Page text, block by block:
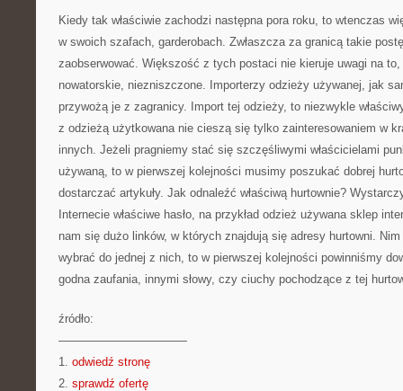
Kiedy tak właściwie zachodzi następna pora roku, to wtenczas
w swoich szafach, garderobach. Zwłaszcza za granicą takie
zaobserwować. Większość z tych postaci nie kieruje uwagi na
nowatorskie, niezniszczone. Importerzy odzieży używanej, jak
przywożą je z zagranicy. Import tej odzieży, to niezwykle
z odzieżą użytkowana nie cieszą się tylko zainteresowaniem w
innych. Jeżeli pragniemy stać się szczęśliwymi właścicielami
używaną, to w pierwszej kolejności musimy poszukać dobrej
dostarczać artykuły. Jak odnaleźć właściwą hurtownie?
Internecie właściwe hasło, na przykład odzież używana sklep
nam się dużo linków, w których znajdują się adresy hurtowni.
wybrać do jednej z nich, to w pierwszej kolejności powinniśmy
godna zaufania, innymi słowy, czy ciuchy pochodzące z tej
źródło:
———————————
1. odwiedź stronę
2. sprawdź ofertę